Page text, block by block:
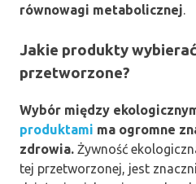
równowagi metabolicznej.
Jakie produkty
przetworzone?
Wybór między
produktami ma ogromne
zdrowia. Żywność
tej przetworzonej, jest